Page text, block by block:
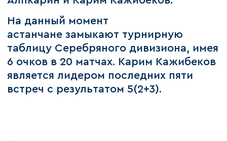
На данный момент
астанчане замыкают турнирную
таблицу Серебряного дивизиона, имея
6 очков в 20 матчах. Карим Кажибеков
является лидером последних пяти
встреч с результатом 5(2+3).